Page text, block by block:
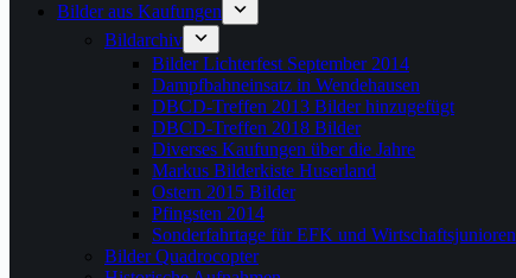
Bilder aus Kaufungen
Bildarchiv
Bilder Lichterfest September 2014
Dampfbahneinsatz in Wendehausen
DBCD-Treffen 2013 Bilder hinzugefügt
DBCD-Treffen 2018 Bilder
Diverses Kaufungen über die Jahre
Markus Bilderkiste Huserland
Ostern 2015 Bilder
Pfingsten 2014
Sonderfahrtage für EFK und Wirtschaftsjunioren
Bilder Quadrocopter